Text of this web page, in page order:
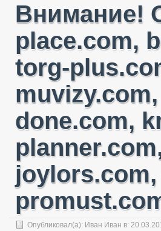
Внимание!
place.com,
torg-
done.com,
Опубликовал(а): Иван Иван в: